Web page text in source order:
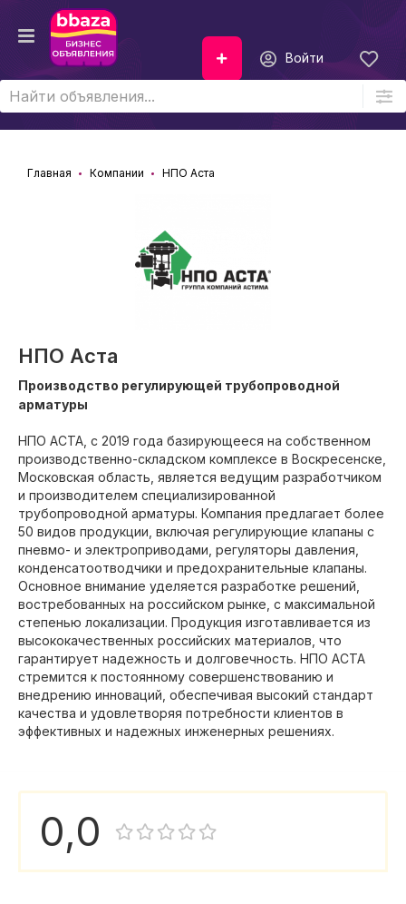
Войти
Главная Компании НПО Аста
НПО Аста
Производство регулирующей трубопроводной
арматуры
НПО АСТА, с 2019 года базирующееся на собственном
производственно-складском комплексе в Воскресенске,
Московская область, является ведущим разработчиком
и производителем специализированной
трубопроводной арматуры. Компания предлагает более
50 видов продукции, включая регулирующие клапаны с
пневмо- и электроприводами, регуляторы давления,
конденсатоотводчики и предохранительные клапаны.
Основное внимание уделяется разработке решений,
востребованных на российском рынке, с максимальной
степенью локализации. Продукция изготавливается из
высококачественных российских материалов, что
гарантирует надежность и долговечность. НПО АСТА
стремится к постоянному совершенствованию и
внедрению инноваций, обеспечивая высокий стандарт
качества и удовлетворяя потребности клиентов в
эффективных и надежных инженерных решениях.
0,0